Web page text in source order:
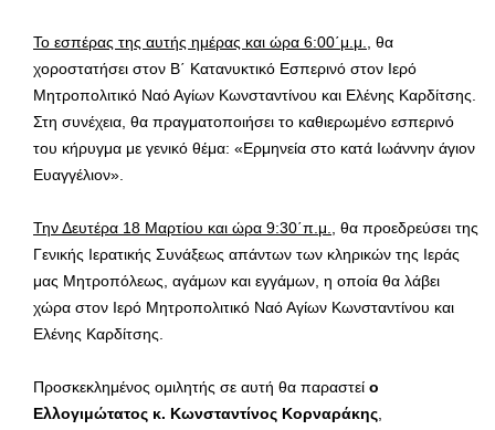
Το εσπέρας της αυτής ημέρας και ώρα 6:00΄μ.μ., θα
χοροστατήσει στον Β΄ Κατανυκτικό Εσπερινό στον Ιερό
Μητροπολιτικό Ναό Αγίων Κωνσταντίνου και Ελένης Καρδίτσης.
Στη συνέχεια, θα πραγματοποιήσει το καθιερωμένο εσπερινό
του κήρυγμα με γενικό θέμα: «Ερμηνεία στο κατά Ιωάννην άγιον
Ευαγγέλιον».
Την Δευτέρα 18 Μαρτίου και ώρα 9:30΄π.μ., θα προεδρεύσει της
Γενικής Ιερατικής Συνάξεως απάντων των κληρικών της Ιεράς
μας Μητροπόλεως, αγάμων και εγγάμων, η οποία θα λάβει
χώρα στον Ιερό Μητροπολιτικό Ναό Αγίων Κωνσταντίνου και
Ελένης Καρδίτσης.
Προσκεκλημένος ομιλητής σε αυτή θα παραστεί ο
Ελλογιμώτατος κ. Κωνσταντίνος Κορναράκης,